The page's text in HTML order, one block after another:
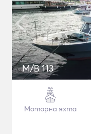
M/B 113
Моторна яхта